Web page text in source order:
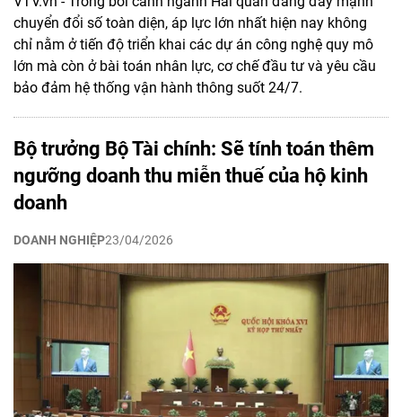
chuyển đổi số toàn diện, áp lực lớn nhất hiện nay không
chỉ nằm ở tiến độ triển khai các dự án công nghệ quy mô
lớn mà còn ở bài toán nhân lực, cơ chế đầu tư và yêu cầu
bảo đảm hệ thống vận hành thông suốt 24/7.
Bộ trưởng Bộ Tài chính: Sẽ tính toán thêm
ngưỡng doanh thu miễn thuế của hộ kinh
doanh
DOANH NGHIỆP23/04/2026